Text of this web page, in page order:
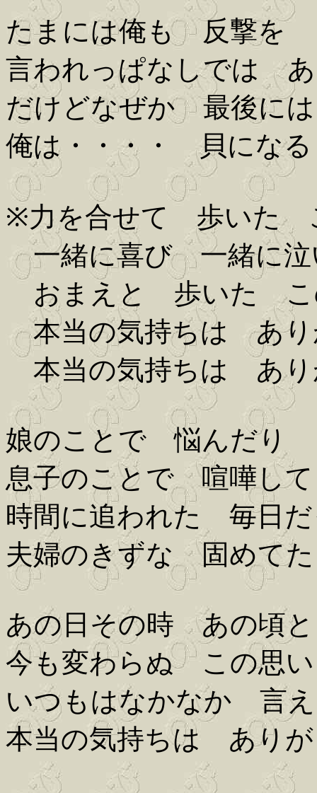
たまには俺も 反撃を
言われっぱなしでは
だけどなぜか 最後には
俺は・・・・ 貝になる
※力を合せて 歩いた
一緒に喜び 一緒に泣
おまえと 歩いた こ
本当の気持ちは あり
本当の気持ちは あり
娘のことで 悩んだり
息子のことで 喧嘩して
時間に追われた 毎日
夫婦のきずな 固めて
あの日その時 あの頃と
今も変わらぬ この思い
いつもはなかなか 言
本当の気持ちは あり